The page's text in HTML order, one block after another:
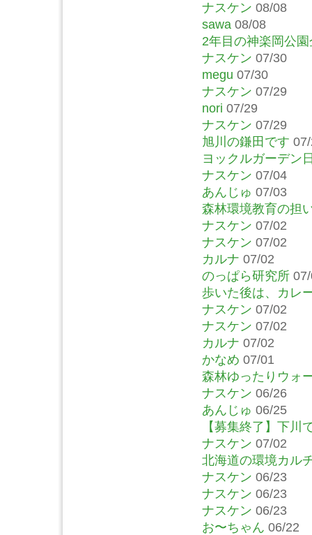
ナスケン 08/08
sawa 08/08
2年目の神楽岡公
ナスケン 07/30
megu 07/30
ナスケン 07/29
nori 07/29
ナスケン 07/29
旭川の鎌田です
ヨックルガーデン
ナスケン 07/04
あんじゅ 07/03
森林環境教育の担
ナスケン 07/02
ナスケン 07/02
カルナ 07/02
のっぱら研究所
歩いた後は、カレ
ナスケン 07/02
ナスケン 07/02
カルナ 07/02
かなめ 07/01
森林ゆったりウォ
ナスケン 06/26
あんじゅ 06/25
【募集終了】下川
ナスケン 07/02
北海道の環境カル
ナスケン 06/23
ナスケン 06/23
ナスケン 06/23
お〜ちゃん 06/22